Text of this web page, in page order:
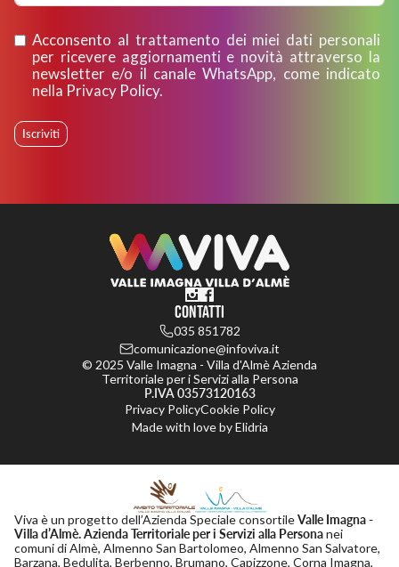
Acconsento al trattamento dei miei dati personali
per ricevere aggiornamenti e novità attraverso la
newsletter e/o il canale WhatsApp, come indicato
nella Privacy Policy.
Iscriviti
Contatti
035 851782
comunicazione@infoviva.it
© 2025 Valle Imagna - Villa d'Almè Azienda
Territoriale per i Servizi alla Persona
P.IVA 03573120163
Privacy PolicyCookie Policy
Made with love byElidria
Viva è un progetto dell’Azienda Speciale consortileValle Imagna -
Villa d’Almè. Azienda Territoriale per i Servizi alla Personanei
comuni di Almè, Almenno San Bartolomeo, Almenno San Salvatore,
Barzana, Bedulita, Berbenno, Brumano, Capizzone, Corna Imagna,